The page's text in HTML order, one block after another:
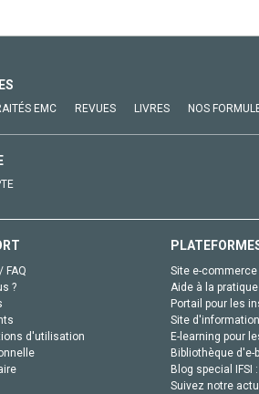
EMC REVUES LIVRES NOS
FAQ
?
d'utilisation
Site e-commerce
Aide à la
Portail pour les
Site
E-learning pour
Bibliothèque d'e-
Blog special IFSI :
Suivez notre